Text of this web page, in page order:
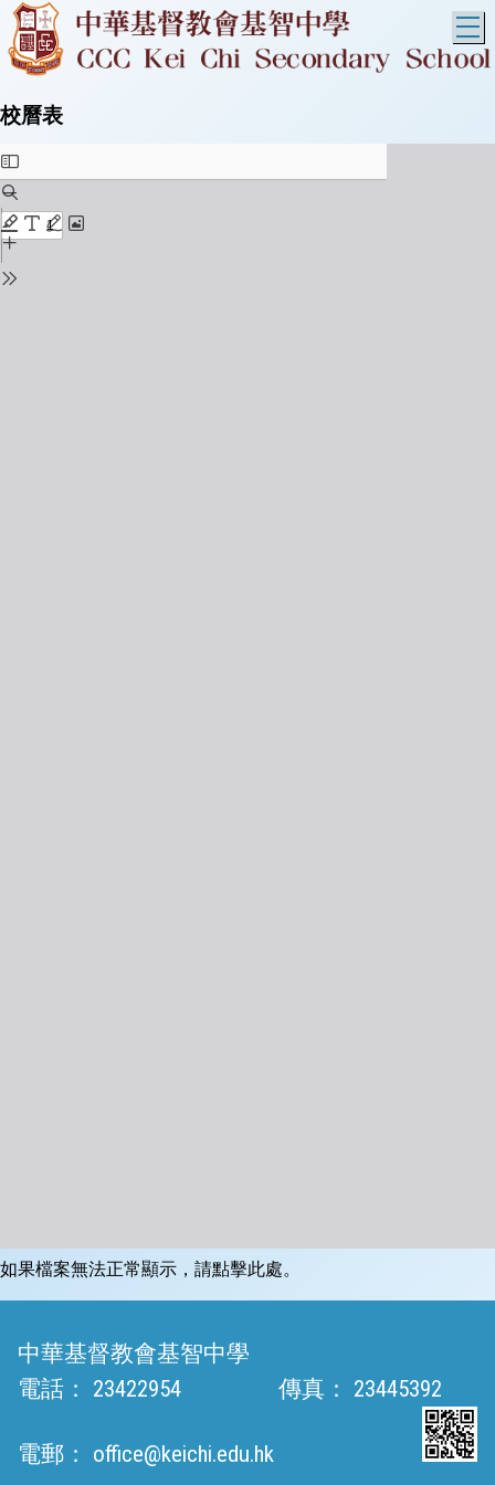
校曆表
如果檔案無法正常顯示，請點擊此處。
中華基督教會基智中學
電話：
23422954 傳真： 23445392
電郵： office@keichi.edu.hk